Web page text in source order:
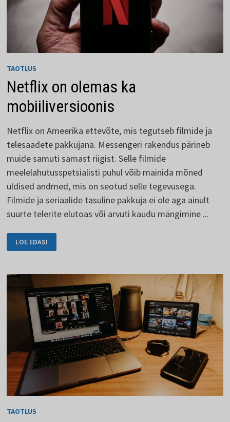
TAOTLUS
Netflix on olemas ka
mobiiliversioonis
Netflix on Ameerika ettevõte, mis tegutseb filmide ja
telesaadete pakkujana. Messengeri rakendus pärineb
muide samuti samast riigist. Selle filmide
meelelahutusspetsialisti puhul võib mainida mõned
üldised andmed, mis on seotud selle tegevusega.
Filmide ja seriaalide tasuline pakkuja ei ole aga ainult
suurte telerite elutoas või arvuti kaudu mängimine ...
ON
OLEMAS
LOE EDASI
TAOTLUS